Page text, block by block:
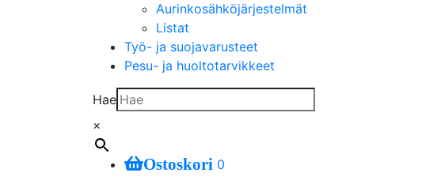
Aurinkosähköjärjestelmät
Listat
Työ- ja suojavarusteet
Pesu- ja huoltotarvikkeet
Hae
×
Ostoskori 0